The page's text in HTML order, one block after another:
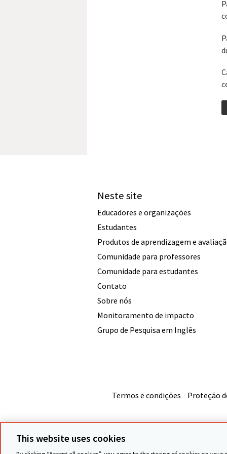
Neste site
Educadores e organizações
Estudantes
Produtos de aprendizagem e
Comunidade para professores
Comunidade para estudantes
Contato
Sobre nós
Monitoramento de impacto
Grupo de Pesquisa em Inglês
Termos e condições Proteção
This website uses cookies